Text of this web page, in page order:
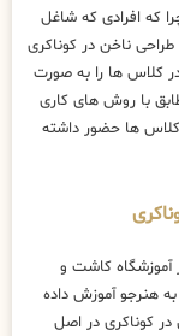
که افرادی که شاغل
ناخن در کوناکری
کلاس ها را به صورت
با روش های کاری
ها حضور داشته
آموزشگاه کاشت و
هنرجو آموزش داده
کوناکری در اصل